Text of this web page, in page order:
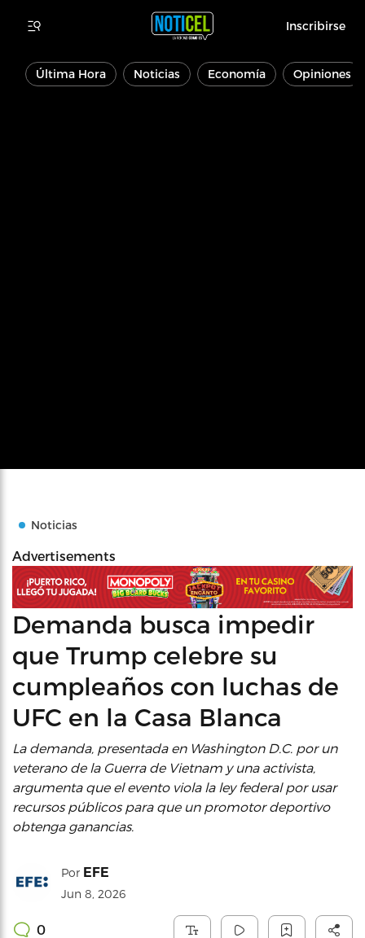
Inscribirse
Última Hora Noticias Economía Opiniones
Noticias
Advertisements
Demanda busca impedir
que Trump celebre su
cumpleaños con luchas de
UFC en la Casa Blanca
La demanda, presentada en Washington D.C. por un
veterano de la Guerra de Vietnam y una activista,
argumenta que el evento viola la ley federal por usar
recursos públicos para que un promotor deportivo
obtenga ganancias.
Por EFE
Jun 8, 2026
0